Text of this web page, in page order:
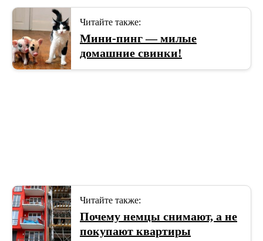
Читайте также:
Мини-пинг — милые
домашние свинки!
Читайте также:
Почему немцы снимают, а не
покупают квартиры